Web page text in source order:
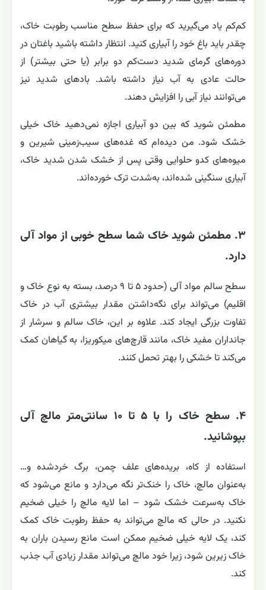
کم‌کم یاد می‌گیرید که برای حفظ سطح مناسب رطوبت خاک،
چقدر باید باغ خود را آبیاری کنید. انتظار داشته باشید باغتان در
دوره‌های گرمای شدید دست‌کم دو برابر (یا حتی بیشتر) از
حالت عادی به آب نیاز داشته باشد. بادهای شدید نیز
می‌توانند نیاز آبی را افزایش دهند.
مطمئن شوید که بین دو آبیاری اجازه نمی‌دهید خاک خیلی
خشک شود. من دیده‌ام که غده‌های سیب‌زمینی شیرین و
میوه‌های کدو حلوایی وقتی پس از خشک شدن شدید خاک،
آبیاری سنگینی شده‌اند، به‌شدت ترک خورده‌اند.
۳. مطمئن شوید خاک شما سطح خوبی از مواد آلی
دارد.
سطح سالم مواد آلی (حدود ۵ تا ۹ درصد، بسته به نوع خاک و
اقلیم) می‌تواند برای نگه‌داشتن مقدار بیشتری آب در خاک
تفاوت بزرگی ایجاد کند. علاوه بر این، خاک سالم و سرشار از
جانداران مفید خاک، مانند قارچ‌های میکوریزا، به گیاهان کمک
می‌کند تا خشکی را بهتر تحمل کنند.
۴. سطح خاک را با ۵ تا ۱۰ سانتی‌متر مالچ آلی
بپوشانید.
استفاده از کاه، بریده‌های علف چمن، برگ خردشده و…
به‌عنوان مالچ، خاک را خنک‌تر نگه می‌دارد و مانع می‌شود که
خاک به‌سرعت خشک شود – اما لایه مالچ را خیلی ضخیم
نکنید. در حالی که مالچ می‌تواند به حفظ رطوبت خاک کمک
کند، یک لایه خیلی ضخیم ممکن است مانع رسیدن باران به
خاک زیرین شود، زیرا خود مالچ می‌تواند مقدار زیادی آب جذب
کند.